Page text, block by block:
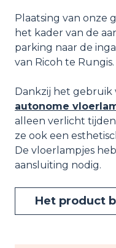
Plaatsing van onze
het kader van de
parking naar de
van Ricoh te Rungis.
Dankzij het gebruik
autonome
alleen verlicht
ze ook een
De vloerlampjes
aansluiting nodig.
Het product